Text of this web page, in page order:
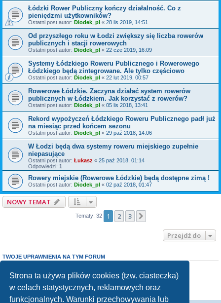
Strona ta używa plików cookies (tzw. ciasteczka)
w celach statystycznych, reklamowych oraz
funkcjonalnych. Warunki przechowywania lub
Łódzki Rower Publiczny kończy działalność. Co z
pieniędzmi użytkowników?
Ostatni post autor: Diodek_pl « 28 lis 2019, 14:51
Od przyszłego roku w Łodzi zwiększy się liczba rowerów
publicznych i stacji rowerowych
Ostatni post autor: Diodek_pl « 22 cze 2019, 16:09
Systemy Łódzkiego Roweru Publicznego i Rowerowego
Łódzkiego będą zintegrowane. Ale tylko częściowo
Ostatni post autor: Diodek_pl « 22 lut 2019, 00:57
Rowerowe Łódzkie. Zaczyna działać system rowerów
publicznych w Łódzkiem. Jak korzystać z rowerów?
Ostatni post autor: Diodek_pl « 05 lis 2018, 13:41
Rekord wypożyczeń Łódzkiego Roweru Publicznego padł już
na miesiąc przed końcem sezonu
Ostatni post autor: Diodek_pl « 29 paź 2018, 14:06
W Łodzi będą dwa systemy roweru miejskiego zupełnie
niepasujące
Ostatni post autor: Łukasz « 25 paź 2018, 01:14
Odpowiedzi: 1
Rowery miejskie (Rowerowe Łódzkie) będą dostępne zimą !
Ostatni post autor: Diodek_pl « 02 paź 2018, 01:47
NOWY TEMAT
Tematy: 32 1 2 3
Przejdź do
TWOJE UPRAWNIENIA NA TYM FORUM
Nie możesz odpowiadać w tematach
Nie możesz zmieniać swoich postów
Nie możeszusuwać swoich postów
dodawać załączników